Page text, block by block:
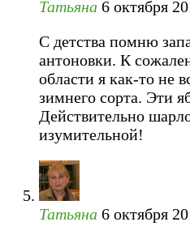
Татьяна 6 октября
С детства помню
антоновки. К
области я как-то не
зимнего сорта. Эти
Действительно
изумительной!
Татьяна 6 октября